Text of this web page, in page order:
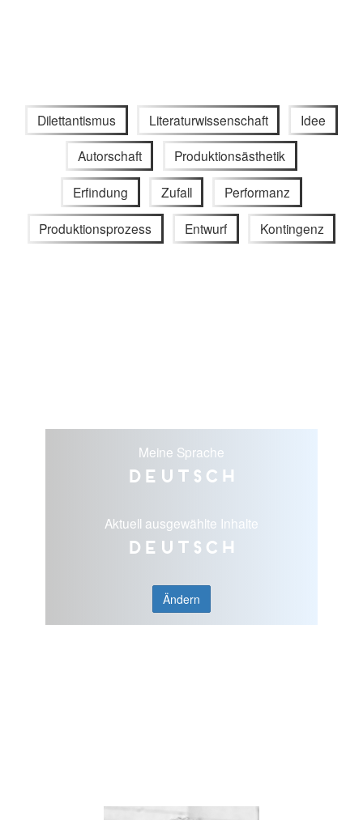
Dilettantismus Literaturwissenschaft Idee
Autorschaft Produktionsästhetik
Erfindung Zufall Performanz
Produktionsprozess Entwurf Kontingenz
Meine Sprache
Deutsch
Aktuell ausgewählte Inhalte
Deutsch
Ändern